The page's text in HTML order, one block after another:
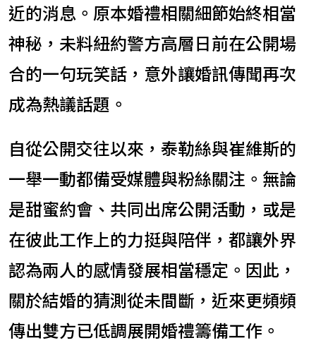
近的消息。原本婚禮相關細節始終相當
神秘，未料紐約警方高層日前在公開場
合的一句玩笑話，意外讓婚訊傳聞再次
成為熱議話題。
自從公開交往以來，泰勒絲與崔維斯的
一舉一動都備受媒體與粉絲關注。無論
是甜蜜約會、共同出席公開活動，或是
在彼此工作上的力挺與陪伴，都讓外界
認為兩人的感情發展相當穩定。因此，
關於結婚的猜測從未間斷，近來更頻頻
傳出雙方已低調展開婚禮籌備工作。